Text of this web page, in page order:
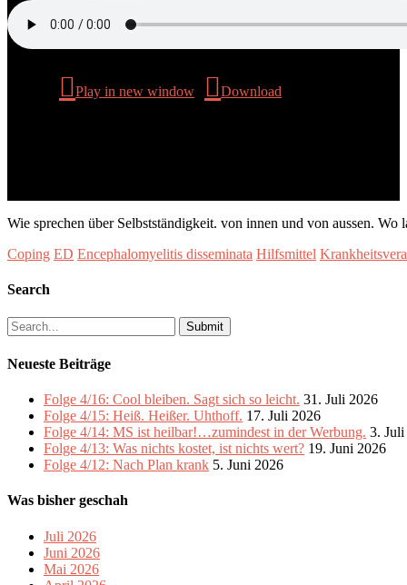
Play in new window Download
Wie sprechen über Selbstständigkeit. von innen und von aussen.
Coping ED Encephalomyelitis disseminata Hilfsmittel
Search
Search
for:
Neueste Beiträge
Folge 4/16: Cool bleiben. Sagt sich so leicht. 31. Juli 2026
Folge 4/15: Heiß. Heißer. Uhthoff. 17. Juli 2026
Folge 4/14: MS ist heilbar!…zumindest in der Werbung. 3.
Folge 4/13: Was nichts kostet, ist nichts wert? 19. Juni 2026
Folge 4/12: Nach Plan krank 5. Juni 2026
Was bisher geschah
Juli 2026
Juni 2026
Mai 2026